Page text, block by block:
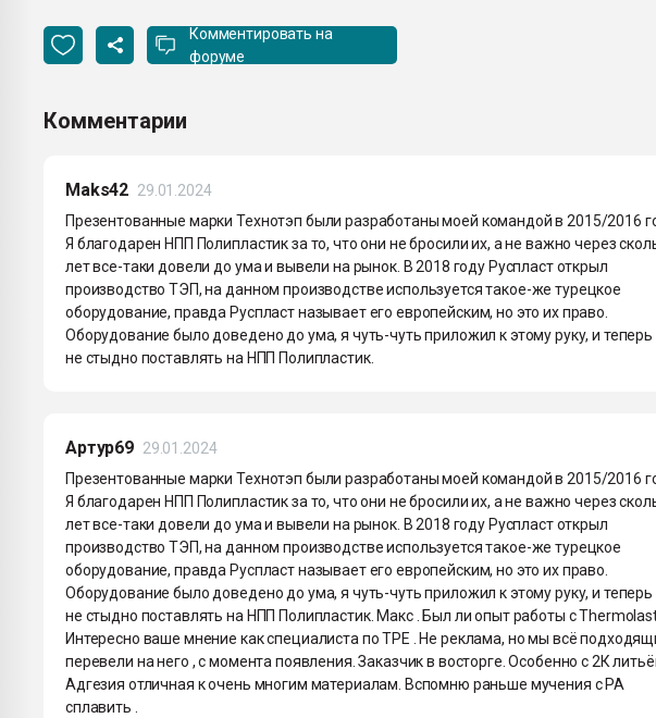
Комментировать на
форуме
Комментарии
Maks42 29.01.2024
Презентованные марки Технотэп были разработаны моей командой в 2015/2016
Я благодарен НПП Полипластик за то, что они не бросили их, а не важно через
лет все-таки довели до ума и вывели на рынок. В 2018 году Руспласт открыл
производство ТЭП, на данном производстве используется такое-же турецкое
оборудование, правда Руспласт называет его европейским, но это их право.
Оборудование было доведено до ума, я чуть-чуть приложил к этому руку, и теперь
не стыдно поставлять на НПП Полипластик.
Артур69 29.01.2024
Презентованные марки Технотэп были разработаны моей командой в 2015/2016
Я благодарен НПП Полипластик за то, что они не бросили их, а не важно через
лет все-таки довели до ума и вывели на рынок. В 2018 году Руспласт открыл
производство ТЭП, на данном производстве используется такое-же турецкое
оборудование, правда Руспласт называет его европейским, но это их право.
Оборудование было доведено до ума, я чуть-чуть приложил к этому руку, и теперь
не стыдно поставлять на НПП Полипластик. Макс . Был ли опыт работы с
Интересно ваше мнение как специалиста по TPE . Не реклама, но мы всё
перевели на него , с момента появления. Заказчик в восторге. Особенно с 2К
Адгезия отличная к очень многим материалам. Вспомню раньше мучения с PA
сплавить .